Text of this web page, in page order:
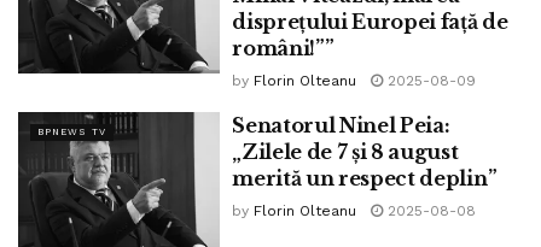
disprețului Europei față de
români!””
by Florin Olteanu 2025-08-09
BPNEWS TV
Senatorul Ninel Peia:
„Zilele de 7 și 8 august
merită un respect deplin”
by Florin Olteanu 2025-08-08